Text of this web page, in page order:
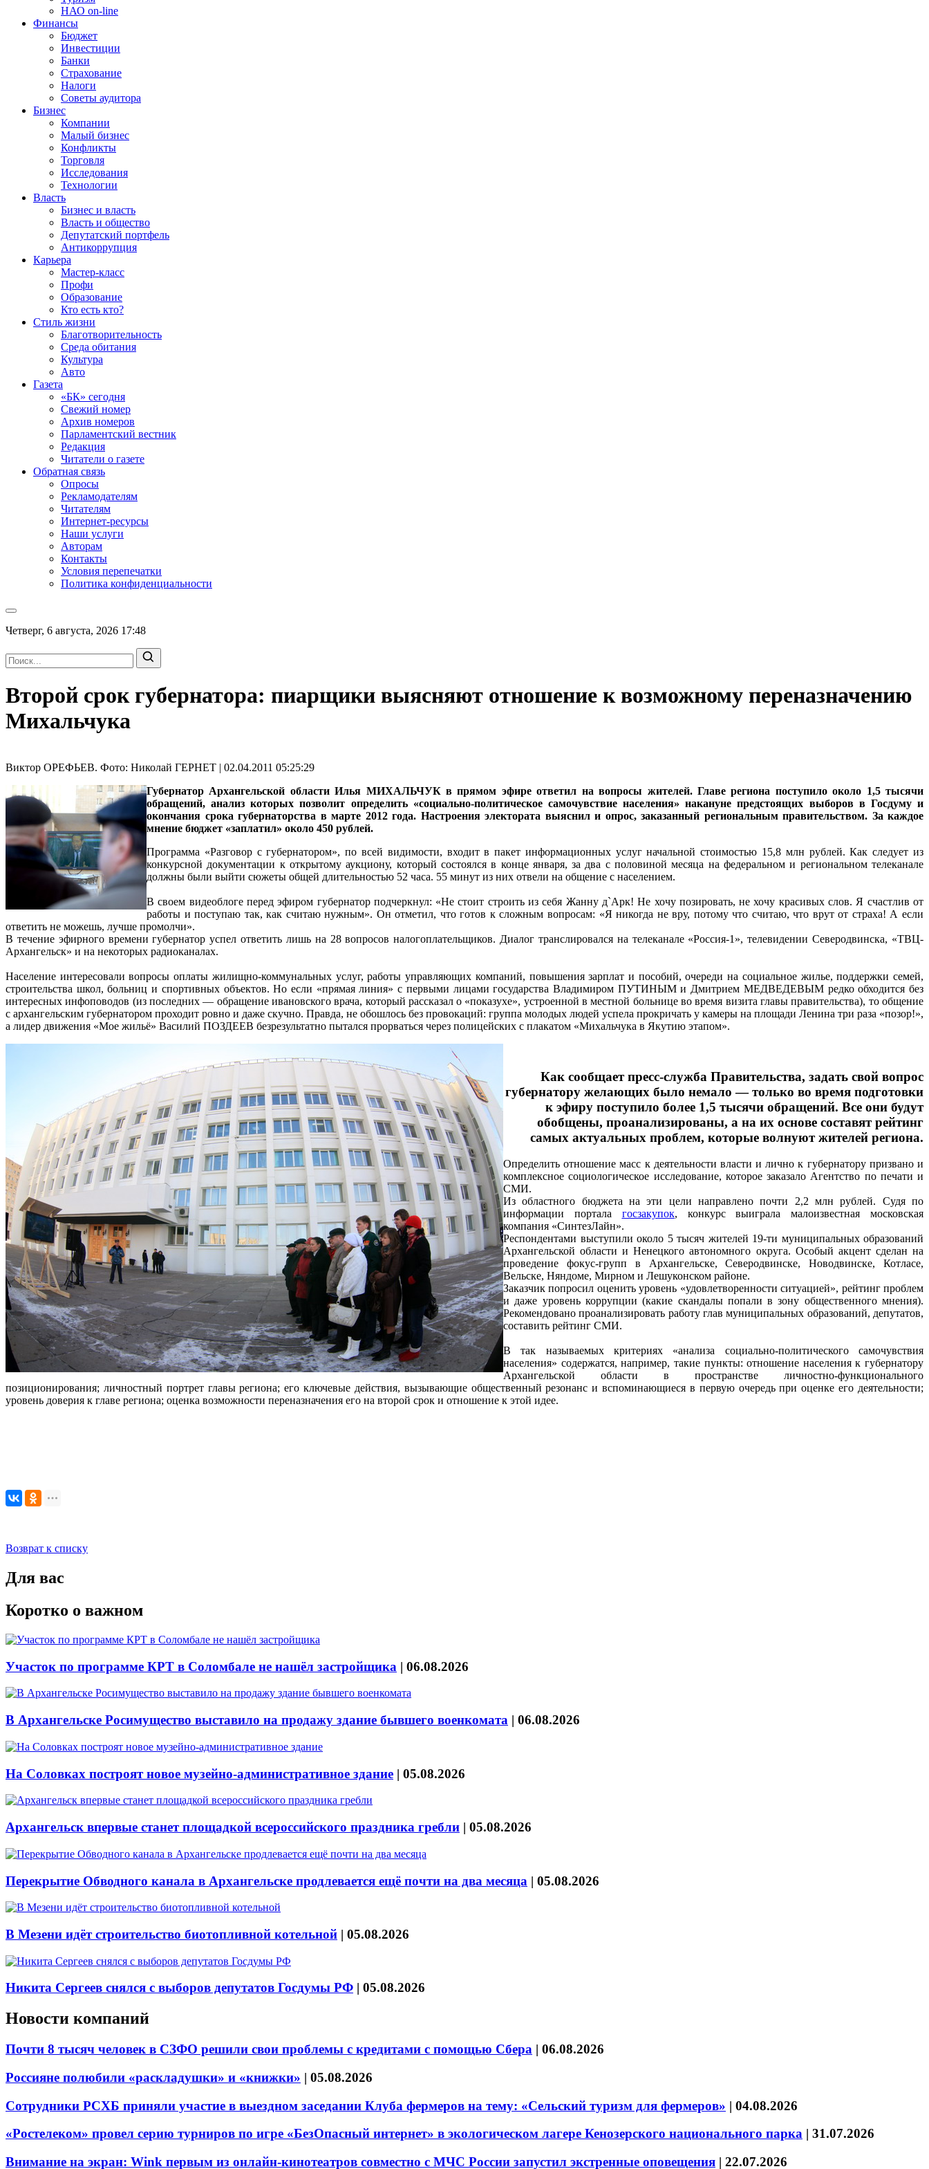
НАО on-line
Финансы
Бюджет
Инвестиции
Банки
Страхование
Налоги
Советы аудитора
Бизнес
Компании
Малый бизнес
Конфликты
Торговля
Исследования
Технологии
Власть
Бизнес и власть
Власть и общество
Депутатский портфель
Антикоррупция
Карьера
Мастер-класс
Профи
Образование
Кто есть кто?
Стиль жизни
Благотворительность
Среда обитания
Культура
Авто
Газета
«БК» сегодня
Свежий номер
Архив номеров
Парламентский вестник
Редакция
Читатели о газете
Обратная связь
Опросы
Рекламодателям
Читателям
Интернет-ресурсы
Наши услуги
Авторам
Контакты
Условия перепечатки
Политика конфиденциальности
Четверг, 6 августа, 2026 17:48
Второй срок губернатора: пиарщики выясняют отношение к возможному переназначению
Михальчука
Виктор ОРЕФЬЕВ. Фото: Николай ГЕРНЕТ | 02.04.2011 05:25:29
Губернатор Архангельской области Илья МИХАЛЬЧУК в прямом эфире ответил на вопросы жителей. Главе региона поступило около 1,5 тысячи
обращений, анализ которых позволит определить «социально-политическое самочувствие населения» накануне предстоящих выборов в Госдуму и
окончания срока губернаторcтва в марте 2012 года. Настроения электората выяснил и опрос, заказанный региональным правительством. За каждое
мнение бюджет «заплатил» около 450 рублей.
Программа «Разговор с губернатором», по всей видимости, входит в пакет информационных услуг начальной стоимостью 15,8 млн рублей. Как следует из
конкурсной документации к открытому аукциону, который состоялся в конце января, за два с половиной месяца на федеральном и региональном телеканале
должны были выйти сюжеты общей длительностью 52 часа. 55 минут из них отвели на общение с населением.
В своем видеоблоге перед эфиром губернатор подчеркнул: «Не стоит строить из себя Жанну д`Арк! Не хочу позировать, не хочу красивых слов. Я счастлив от
работы и поступаю так, как считаю нужным». Он отметил, что готов к сложным вопросам: «Я никогда не вру, потому что считаю, что врут от страха! А если
ответить не можешь, лучше промолчи».
В течение эфирного времени губернатор успел ответить лишь на 28 вопросов налогоплательщиков. Диалог транслировался на телеканале «Россия-1», телевидении Северодвинска, «ТВЦ-
Архангельск» и на некоторых радиоканалах.
Население интересовали вопросы оплаты жилищно-коммунальных услуг, работы управляющих компаний, повышения зарплат и пособий, очереди на социальное жилье, поддержки семей,
строительства школ, больниц и спортивных объектов. Но если «прямая линия» с первыми лицами государства Владимиром ПУТИНЫМ и Дмитрием МЕДВЕДЕВЫМ редко обходится без
интересных инфоповодов (из последних — обращение ивановского врача, который рассказал о «показухе», устроенной в местной больнице во время визита главы правительства), то общение
с архангельским губернатором проходит ровно и даже скучно. Правда, не обошлось без провокаций: группа молодых людей успела прокричать у камеры на площади Ленина три раза «позор!»,
а лидер движения «Мое жильё» Василий ПОЗДЕЕВ безрезультатно пытался прорваться через полицейских с плакатом «Михальчука в Якутию этапом».
Как сообщает пресс-служба Правительства, задать свой вопрос
губернатору желающих было немало — только во время подготовки
к эфиру поступило более 1,5 тысячи обращений. Все они будут
обобщены, проанализированы, а на их основе составят рейтинг
самых актуальных проблем, которые волнуют жителей региона.
Определить отношение масс к деятельности власти и лично к губернатору призвано и
комплексное социологическое исследование, которое заказало Агентство по печати и
СМИ.
Из областного бюджета на эти цели направлено почти 2,2 млн рублей. Судя по
информации портала госзакупок, конкурс выиграла малоизвестная московская
компания «СинтезЛайн».
Респондентами выступили около 5 тысяч жителей 19-ти муниципальных образований
Архангельской области и Ненецкого автономного округа. Особый акцент сделан на
проведение фокус-групп в Архангельске, Северодвинске, Новодвинске, Котласе,
Вельске, Няндоме, Мирном и Лешуконском районе.
Заказчик попросил оценить уровень «удовлетворенности ситуацией», рейтинг проблем
и даже уровень коррупции (какие скандалы попали в зону общественного мнения).
Рекомендовано проанализировать работу глав муниципальных образований, депутатов,
составить рейтинг СМИ.
В так называемых критериях «анализа социально-политического самочувствия
населения» содержатся, например, такие пункты: отношение населения к губернатору
Архангельской области в пространстве личностно-функционального
позиционирования; личностный портрет главы региона; его ключевые действия, вызывающие общественный резонанс и вспоминающиеся в первую очередь при оценке его деятельности;
уровень доверия к главе региона; оценка возможности переназначения его на второй срок и отношение к этой идее.
Возврат к списку
Для вас
Коротко о важном
Участок по программе КРТ в Соломбале не нашёл застройщика | 06.08.2026
В Архангельске Росимущество выставило на продажу здание бывшего военкомата | 06.08.2026
На Соловках построят новое музейно-административное здание | 05.08.2026
Архангельск впервые станет площадкой всероссийского праздника гребли | 05.08.2026
Перекрытие Обводного канала в Архангельске продлевается ещё почти на два месяца | 05.08.2026
В Мезени идёт строительство биотопливной котельной | 05.08.2026
Никита Сергеев снялся с выборов депутатов Госдумы РФ | 05.08.2026
Новости компаний
Почти 8 тысяч человек в СЗФО решили свои проблемы с кредитами с помощью Сбера | 06.08.2026
Россияне полюбили «раскладушки» и «книжки» | 05.08.2026
Сотрудники РСХБ приняли участие в выездном заседании Клуба фермеров на тему: «Сельский туризм для фермеров» | 04.08.2026
«Ростелеком» провел серию турниров по игре «БезОпасный интернет» в экологическом лагере Кенозерского национального парка | 31.07.2026
Внимание на экран: Wink первым из онлайн-кинотеатров совместно с МЧС России запустил экстренные оповещения | 22.07.2026